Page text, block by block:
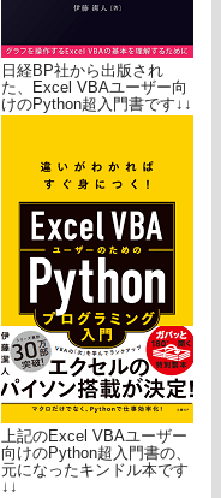
日経BP社から出版され
た、Excel VBAユーザー向
けのPython超入門書です↓↓
上記のExcel VBAユーザー
向けのPython超入門書の、
元になったキンドル本です
↓↓